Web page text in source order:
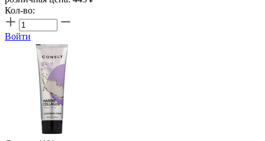
Кол-во:
Войти